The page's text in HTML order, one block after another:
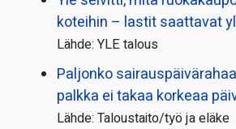
koteihin – lastit saattavat
Lähde: YLE talous
Paljonko
palkka ei takaa korkeaa
Lähde: Taloustaito/työ ja eläke